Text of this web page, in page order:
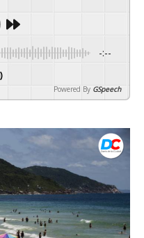
-:--
Powered By GSpeech